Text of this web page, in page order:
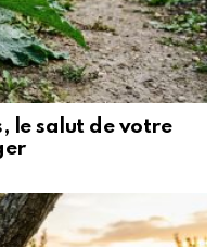
le salut de votre